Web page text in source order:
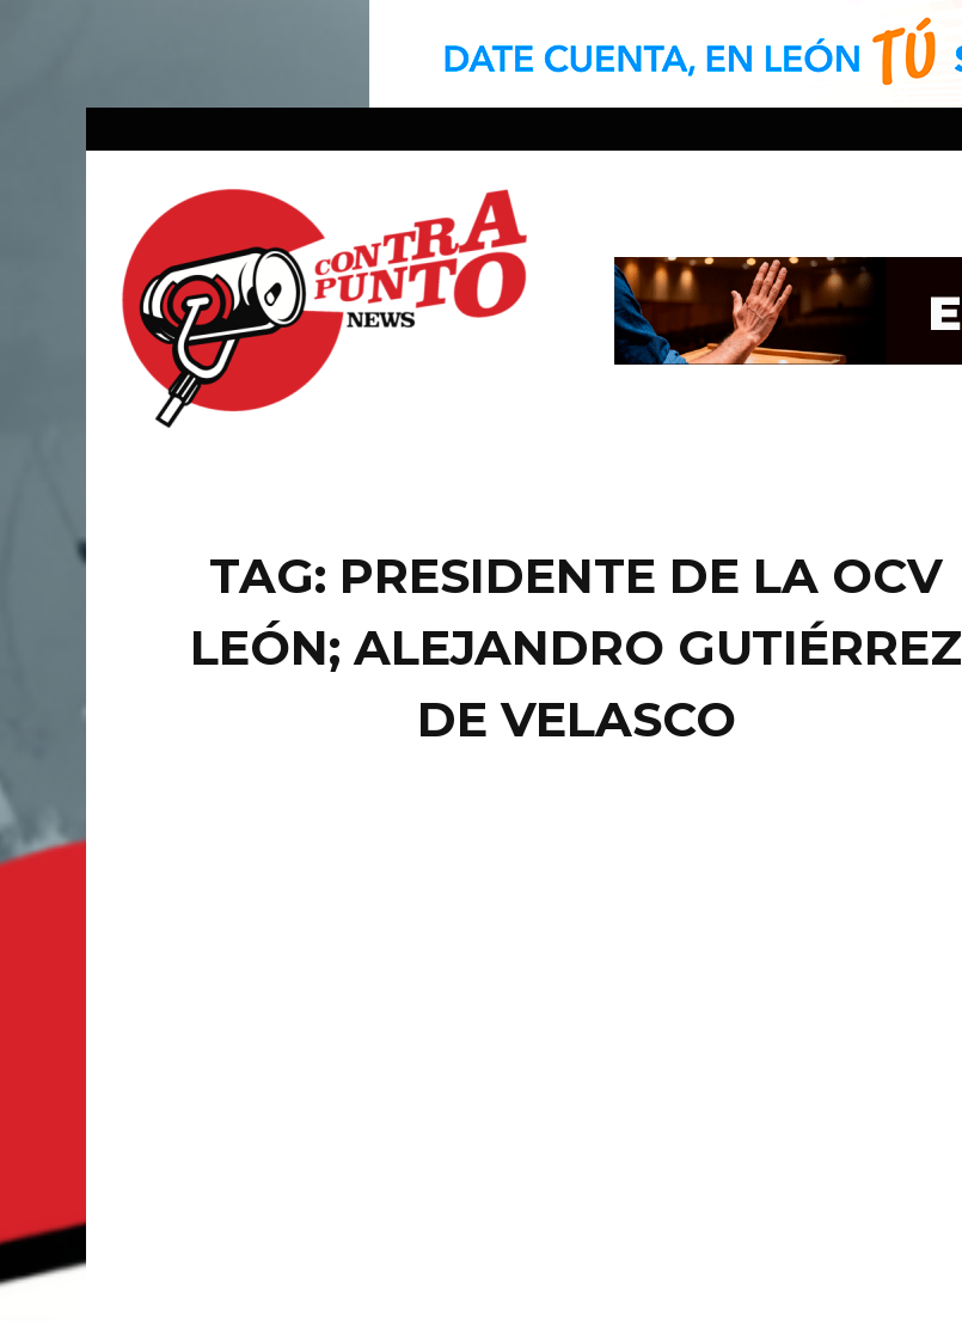
TAG: PRESIDENTE DE LA OCV
LEÓN; ALEJANDRO GUTIÉRREZ
DE VELASCO